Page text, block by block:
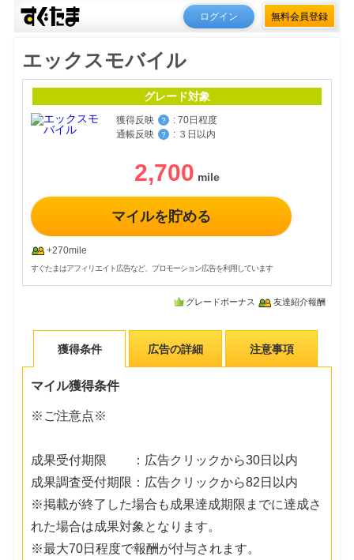
ログイン 無料会員登録
エックスモバイル
グレード対象
獲得反映 ？ : 70日程度
通帳反映
？ : ３日以内
2,700
マイルを貯める
+270mile
すぐたまはアフィリエイト広告など、プロモーション広告を利用しています
グレードボーナス 友達紹介報酬
獲得条件 広告の詳細 注意事項
マイル獲得条件
※ご注意点※
成果受付期限 ：広告クリックから30日以内
成果調査受付期限：広告クリックから82日以内
※掲載が終了した場合も成果達成期限までに達成さ
れた場合は成果対象となります。
※最大70日程度で報酬が付与されます。